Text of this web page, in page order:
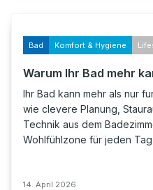
Bad Komfort & Hygiene
Warum Ihr Bad mehr
Ihr Bad kann mehr als nur
wie clevere Planung,
Technik aus dem
Wohlfühlzone für jeden Tag
14. April 2026